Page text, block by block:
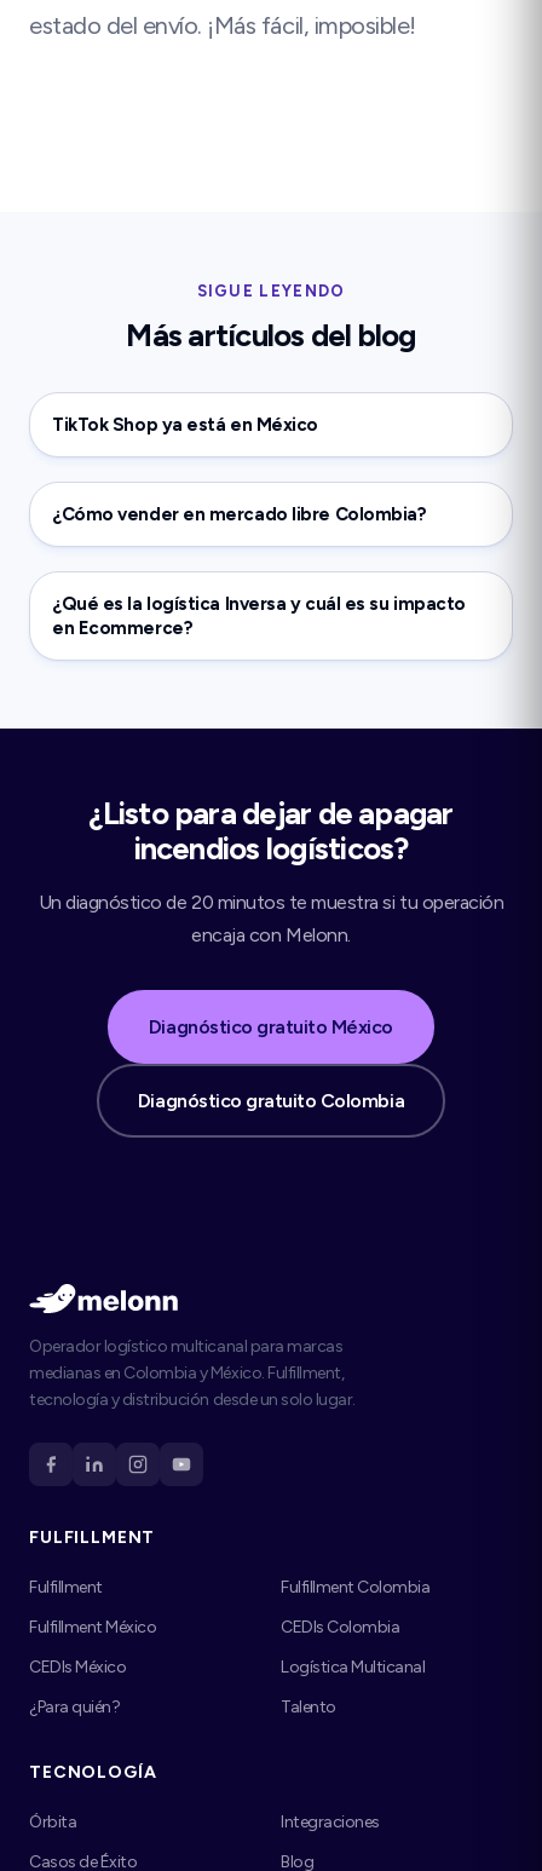
estado del envío. ¡Más fácil, imposible!
SIGUE LEYENDO
Más artículos del blog
TikTok Shop ya está en México
¿Cómo vender en mercado libre Colombia?
¿Qué es la logística Inversa y cuál es su impacto
en Ecommerce?
¿Listo para dejar de apagar
incendios logísticos?
Un diagnóstico de 20 minutos te muestra si tu operación
encaja con Melonn.
Diagnóstico gratuito México
Diagnóstico gratuito Colombia
Operador logístico multicanal para marcas
medianas en Colombia y México. Fulfillment,
tecnología y distribución desde un solo lugar.
FULFILLMENT
Fulfillment
Fulfillment Colombia
Fulfillment México
CEDIs Colombia
CEDIs México
Logística Multicanal
¿Para quién?
Talento
TECNOLOGÍA
Órbita
Integraciones
Casos de Éxito
Blog